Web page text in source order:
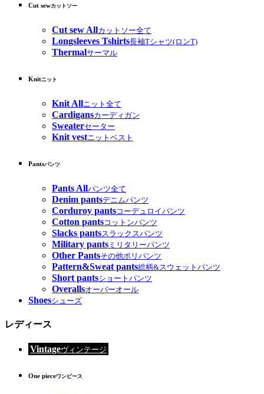
Cut sewカットソー
Cut sew Allカットソー全て
Longsleeves Tshirts長袖Tシャツ(ロンT)
Thermalサーマル
Knitニット
Knit Allニット全て
Cardigansカーディガン
Sweaterセーター
Knit vestニットベスト
Pantsパンツ
Pants Allパンツ全て
Denim pantsデニムパンツ
Corduroy pantsコーデュロイパンツ
Cotton pantsコットンパンツ
Slacks pantsスラックスパンツ
Military pants ミリタリーパンツ
Other Pantsその他ポリパンツ
Pattern&Sweat pants総柄&スウェットパンツ
Short pantsショートパンツ
Overallsオーバーオール
Shoesシューズ
レディース
Vintageヴィンテージ
One pieceワンピース